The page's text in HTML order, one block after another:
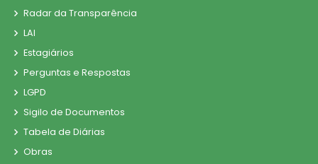
Radar da Transparência
LAI
Estagiários
Perguntas e Respostas
LGPD
Sigilo de Documentos
Tabela de Diárias
Obras